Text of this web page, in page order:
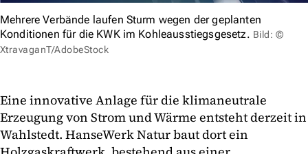
Mehrere Verbände laufen Sturm wegen der geplanten
Konditionen für die KWK im Kohleausstiegsgesetz. Bild: ©
XtravaganT/AdobeStock
Eine innovative Anlage für die klimaneutrale
Erzeugung von Strom und Wärme entsteht derzeit in
Wahlstedt. HanseWerk Natur baut dort ein